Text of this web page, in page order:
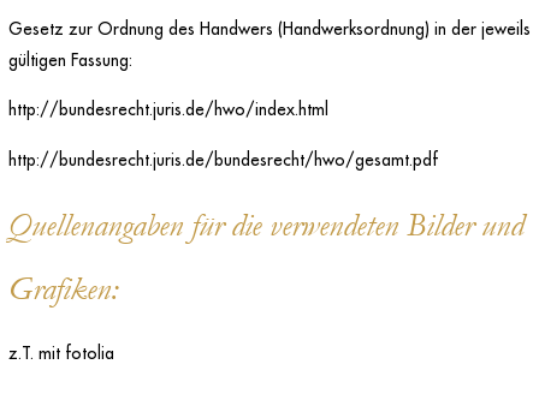
Gesetz zur Ordnung des Handwers (Handwerksordnung) in der jeweils
gültigen Fassung:
http://bundesrecht.juris.de/hwo/index.html
http://bundesrecht.juris.de/bundesrecht/hwo/gesamt.pdf
Quellenangaben für die verwendeten Bilder und
Grafiken:
z.T. mit fotolia